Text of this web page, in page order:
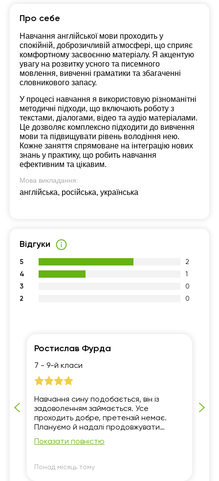
Про себе
Навчання англійської мови проходить у
спокійній, доброзичливій атмосфері, що сприяє
комфортному засвоєнню матеріалу. Я акцентую
увагу на розвитку усного та писемного
мовлення, вивченні граматики та збагаченні
словникового запасу.
У процесі навчання я використовую різноманітні
методичні підходи, що включають роботу з
текстами, діалогами, відео та аудіо матеріалами.
Це дозволяє комплексно підходити до вивчення
мови та підвищувати рівень володіння нею.
Кожне заняття спрямоване на інтеграцію нових
знань у практику, що робить навчання
ефективним та цікавим.
Мова викладання:
англійська, російська, українська
Відгуки
5
2
4
1
3
0
2
0
Ростислав Фурда
7 - 9-й класи
Навчання сину подобається, він із
задоволенням займається. Усе
проходить добре, претензій немає.
Плануємо й надалі продовжувати
навчання.
Показати повністю
Понад місяць тому